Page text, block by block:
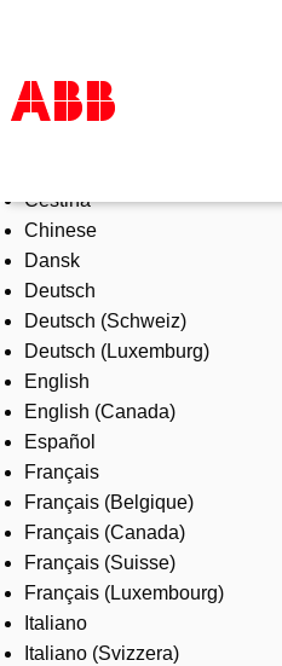
Products & Solutions
Industries
Services
About us
Where to buy
Contact us
Careers
Čeština
Chinese
Dansk
Deutsch
Deutsch (Schweiz)
Deutsch (Luxemburg)
English
English (Canada)
Español
Français
Français (Belgique)
Français (Canada)
Français (Suisse)
Français (Luxembourg)
Italiano
Italiano (Svizzera)